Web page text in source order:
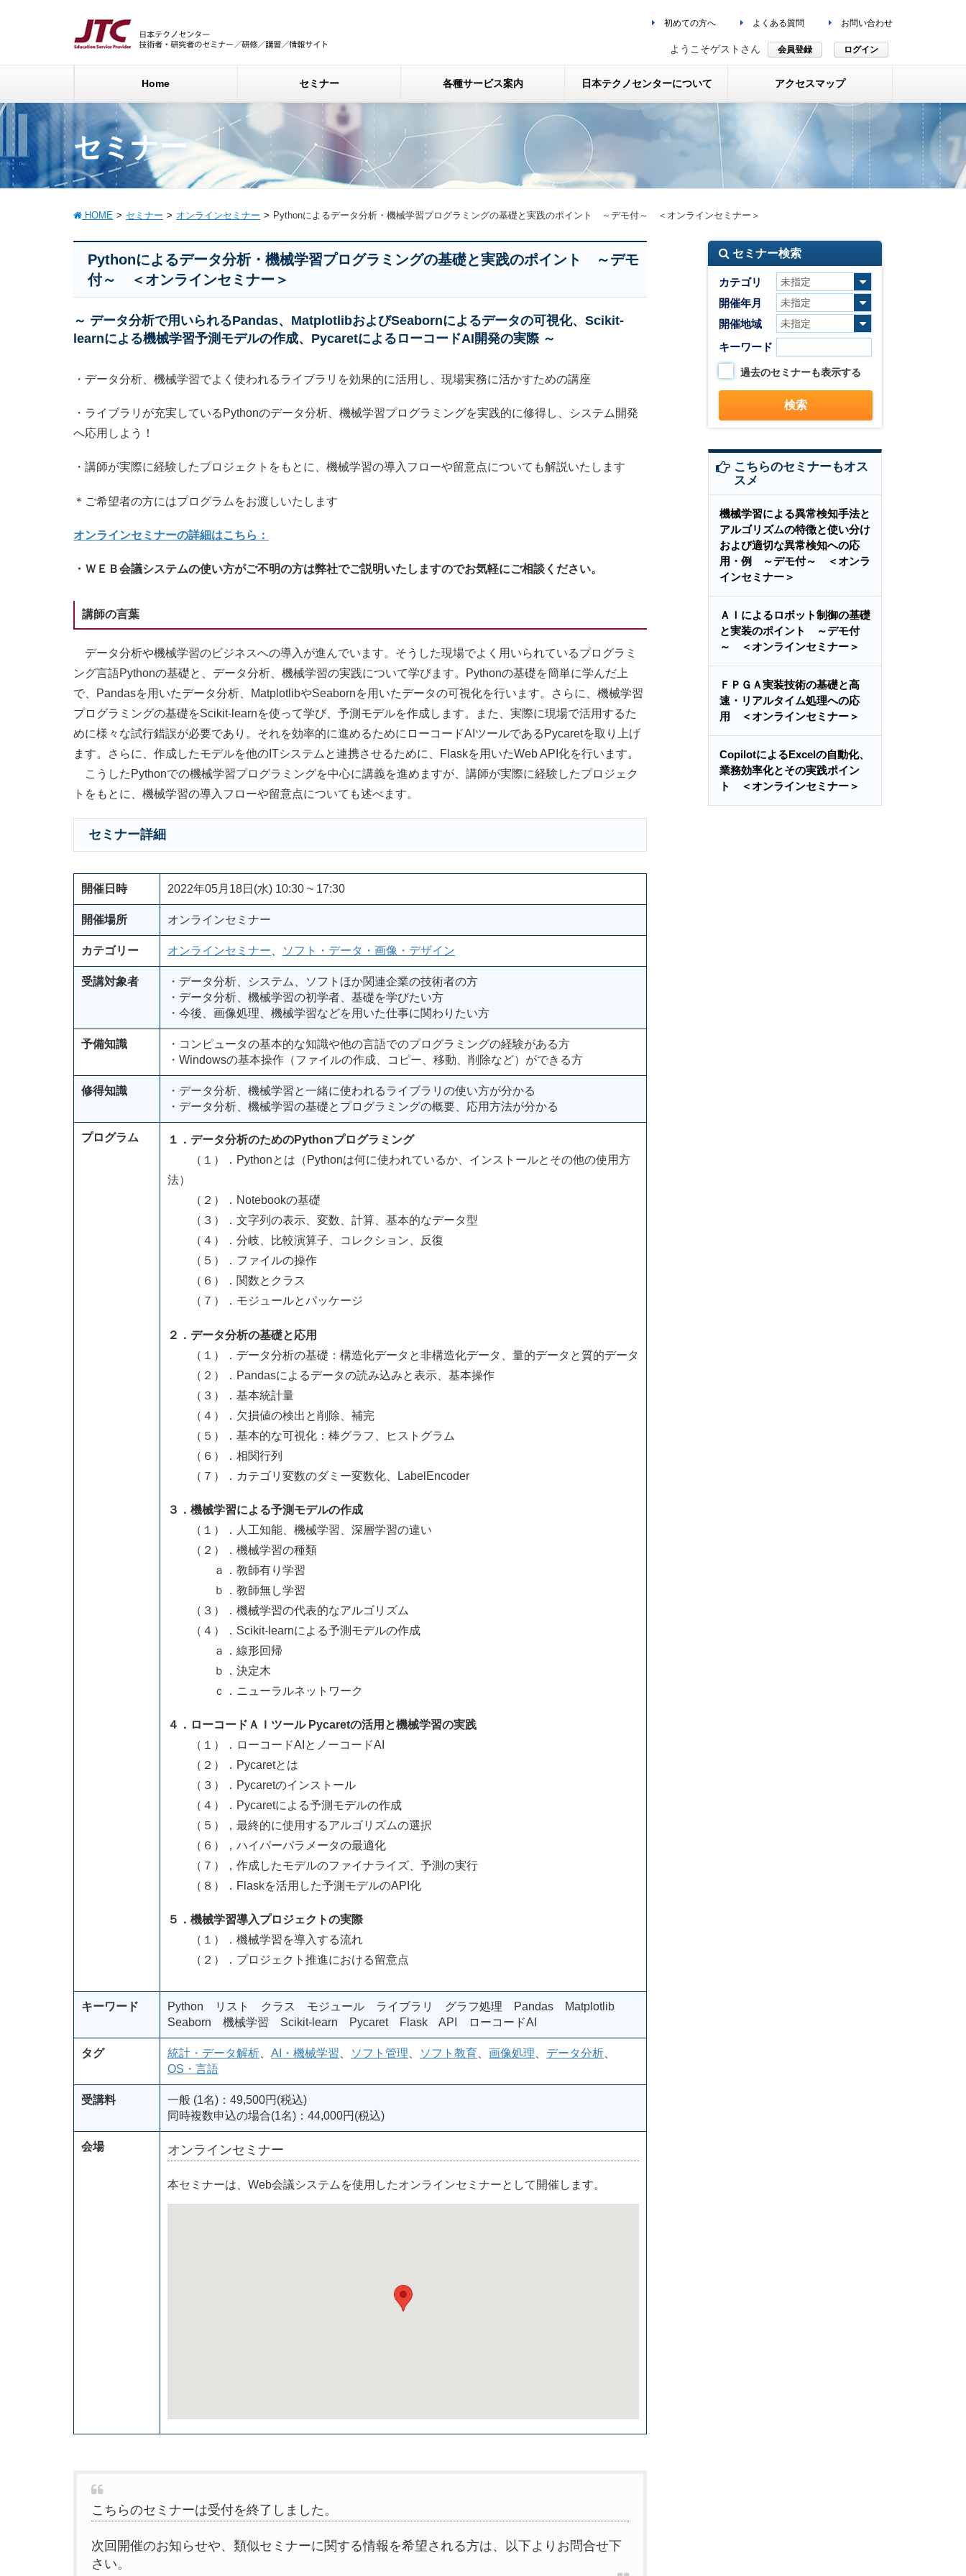
初めての方へ よくある質問 お問い合わせ
ようこそゲストさん 会員登録 ログイン
Home セミナー 各種サービス案内 日本テクノセンターについて アクセスマップ
セミナー
HOME セミナー オンラインセミナー Pythonによるデータ分析・機械学習プログラミングの基礎と実践のポイント ～デモ付～ ＜オンラインセミナー＞
Pythonによるデータ分析・機械学習プログラミングの基礎と実践のポイント ～デモ
付～ ＜オンラインセミナー＞
～ データ分析で用いられるPandas、MatplotlibおよびSeabornによるデータの可視化、Scikit-
learnによる機械学習予測モデルの作成、PycaretによるローコードAI開発の実際 ～
・データ分析、機械学習でよく使われるライブラリを効果的に活用し、現場実務に活かすための講座
・ライブラリが充実しているPythonのデータ分析、機械学習プログラミングを実践的に修得し、システム開発
へ応用しよう！
・講師が実際に経験したプロジェクトをもとに、機械学習の導入フローや留意点についても解説いたします
＊ご希望者の方にはプログラムをお渡しいたします
オンラインセミナーの詳細はこちら：
・ＷＥＢ会議システムの使い方がご不明の方は弊社でご説明いたしますのでお気軽にご相談ください。
講師の言葉
データ分析や機械学習のビジネスへの導入が進んでいます。そうした現場でよく用いられているプログラミ
ング言語Pythonの基礎と、データ分析、機械学習の実践について学びます。Pythonの基礎を簡単に学んだ上
で、Pandasを用いたデータ分析、MatplotlibやSeabornを用いたデータの可視化を行います。さらに、機械学習
プログラミングの基礎をScikit-learnを使って学び、予測モデルを作成します。また、実際に現場で活用するた
めに様々な試行錯誤が必要であり。それを効率的に進めるためにローコードAIツールであるPycaretを取り上げ
ます。さらに、作成したモデルを他のITシステムと連携させるために、Flaskを用いたWeb API化を行います。
こうしたPythonでの機械学習プログラミングを中心に講義を進めますが、講師が実際に経験したプロジェク
トをもとに、機械学習の導入フローや留意点についても述べます。
セミナー詳細
開催日時 2022年05月18日(水) 10:30 ~ 17:30
開催場所 オンラインセミナー
カテゴリー オンラインセミナー ソフト・データ・画像・デザイン
受講対象者
・データ分析、システム、ソフトほか関連企業の技術者の方
・データ分析、機械学習の初学者、基礎を学びたい方
・今後、画像処理、機械学習などを用いた仕事に関わりたい方
予備知識
・コンピュータの基本的な知識や他の言語でのプログラミングの経験がある方
・Windowsの基本操作（ファイルの作成、コピー、移動、削除など）ができる方
修得知識
・データ分析、機械学習と一緒に使われるライブラリの使い方が分かる
・データ分析、機械学習の基礎とプログラミングの概要、応用方法が分かる
プログラム
１．データ分析のためのPythonプログラミング
（１）．Pythonとは（Pythonは何に使われているか、インストールとその他の使用方
法）
（２）．Notebookの基礎
（３）．文字列の表示、変数、計算、基本的なデータ型
（４）．分岐、比較演算子、コレクション、反復
（５）．ファイルの操作
（６）．関数とクラス
（７）．モジュールとパッケージ
２．データ分析の基礎と応用
（１）．データ分析の基礎：構造化データと非構造化データ、量的データと質的データ
（２）．Pandasによるデータの読み込みと表示、基本操作
（３）．基本統計量
（４）．欠損値の検出と削除、補完
（５）．基本的な可視化：棒グラフ、ヒストグラム
（６）．相関行列
（７）．カテゴリ変数のダミー変数化、LabelEncoder
３．機械学習による予測モデルの作成
（１）．人工知能、機械学習、深層学習の違い
（２）．機械学習の種類
ａ．教師有り学習
ｂ．教師無し学習
（３）．機械学習の代表的なアルゴリズム
（４）．Scikit-learnによる予測モデルの作成
ａ．線形回帰
ｂ．決定木
ｃ．ニューラルネットワーク
４．ローコードＡＩツール Pycaretの活用と機械学習の実践
（１）．ローコードAIとノーコードAI
（２）．Pycaretとは
（３）．Pycaretのインストール
（４）．Pycaretによる予測モデルの作成
（５），最終的に使用するアルゴリズムの選択
（６），ハイパーパラメータの最適化
（７），作成したモデルのファイナライズ、予測の実行
（８）．Flaskを活用した予測モデルのAPI化
５．機械学習導入プロジェクトの実際
（１）．機械学習を導入する流れ
（２）．プロジェクト推進における留意点
キーワード
Python リスト クラス モジュール ライブラリ グラフ処理 Pandas Matplotlib
Seaborn 機械学習 Scikit-learn Pycaret Flask API ローコードAI
タグ 統計・データ解析 AI・機械学習 ソフト管理 ソフト教育 画像処理 データ分析
OS・言語
受講料
一般 (1名)：49,500円(税込)
同時複数申込の場合(1名)：44,000円(税込)
会場 オンラインセミナー
本セミナーは、Web会議システムを使用したオンラインセミナーとして開催します。
こちらのセミナーは受付を終了しました。
次回開催のお知らせや、類似セミナーに関する情報を希望される方は、以下よりお問合せ下
さい。
セミナー検索
カテゴリ
開催年月
開催地域
キーワード
過去のセミナーも表示する
こちらのセミナーもオス
スメ
機械学習による異常検知手法と
アルゴリズムの特徴と使い分け
および適切な異常検知への応
用・例 ～デモ付～ ＜オンラ
インセミナー＞
ＡＩによるロボット制御の基礎
と実装のポイント ～デモ付
～ ＜オンラインセミナー＞
ＦＰＧＡ実装技術の基礎と高
速・リアルタイム処理への応
用 ＜オンラインセミナー＞
CopilotによるExcelの自動化、
業務効率化とその実践ポイン
ト ＜オンラインセミナー＞